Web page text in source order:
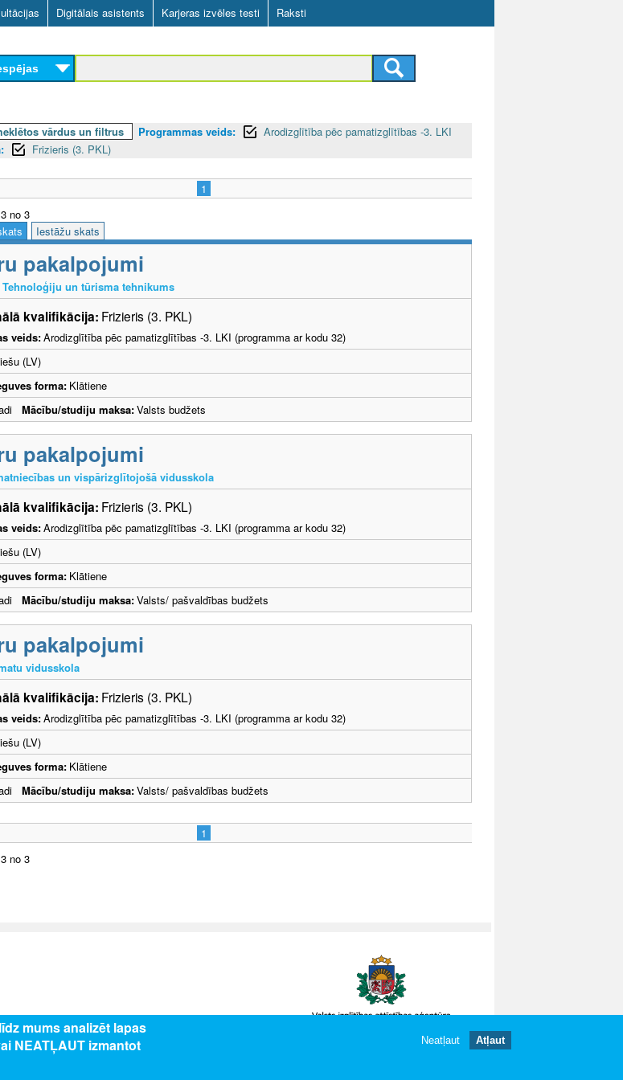
Skip
to
main
content
Digitālais asistents Karjeras izvēles testi Raksti
vārdus un filtrus Programmas veids:
Arodizglītība pēc pamatizglītības -3. LKI
Frizieris (3. PKL)
1
no 3
Iestāžu skats
pakalpojumi
Tehnoloģiju un tūrisma tehnikums
kvalifikācija: Frizieris (3. PKL)
veids:Arodizglītība pēc pamatizglītības -3. LKI (programma ar kodu 32)
(LV)
forma: Klātiene
Mācību/studiju maksa:Valsts budžets
pakalpojumi
un vispārizglītojošā vidusskola
kvalifikācija: Frizieris (3. PKL)
veids:Arodizglītība pēc pamatizglītības -3. LKI (programma ar kodu 32)
(LV)
forma: Klātiene
Mācību/studiju maksa:Valsts/ pašvaldības budžets
pakalpojumi
vidusskola
kvalifikācija: Frizieris (3. PKL)
veids:Arodizglītība pēc pamatizglītības -3. LKI (programma ar kodu 32)
(LV)
forma: Klātiene
Mācību/studiju maksa:Valsts/ pašvaldības budžets
1
no 3
mums analizēt lapas
NEATĻAUT izmantot
Neatļaut Atļaut